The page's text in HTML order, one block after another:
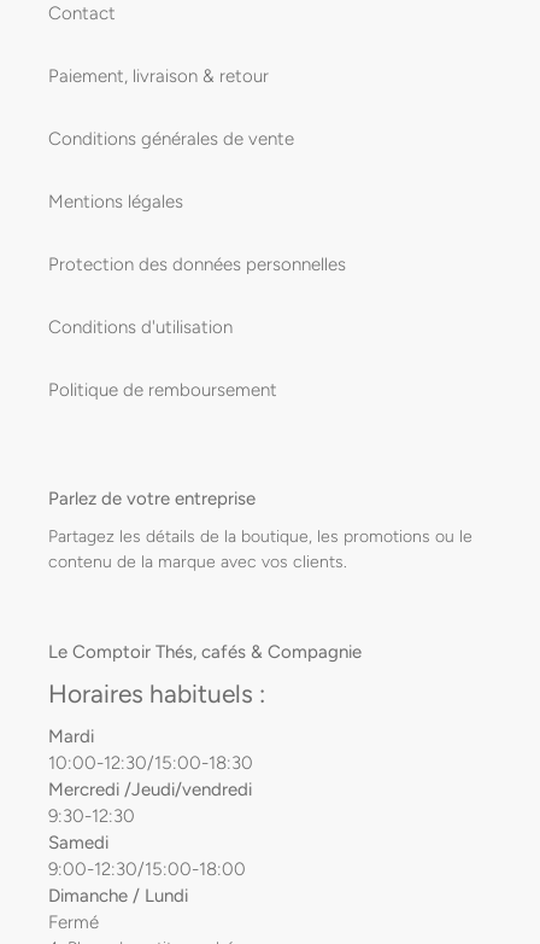
Contact
Paiement, livraison & retour
Conditions générales de vente
Mentions légales
Protection des données personnelles
Conditions d'utilisation
Politique de remboursement
Parlez de votre entreprise
Partagez les détails de la boutique, les promotions ou le
contenu de la marque avec vos clients.
Le Comptoir Thés, cafés & Compagnie
Horaires habituels :
Mardi
10:00-12:30/15:00-18:30
Mercredi /Jeudi/vendredi
9:30-12:30
Samedi
9:00-12:30/15:00-18:00
Dimanche / Lundi
Fermé